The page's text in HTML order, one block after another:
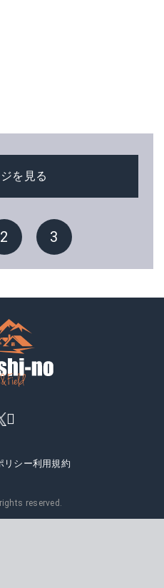
を見る
2 3
リシー利用規約
reserved.